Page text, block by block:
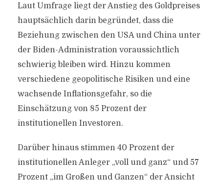
Laut Umfrage liegt der Anstieg des Goldpreises
hauptsächlich darin begründet, dass die
Beziehung zwischen den USA und China unter
der Biden-Administration voraussichtlich
schwierig bleiben wird. Hinzu kommen
verschiedene geopolitische Risiken und eine
wachsende Inflationsgefahr, so die
Einschätzung von 85 Prozent der
institutionellen Investoren.
Darüber hinaus stimmen 40 Prozent der
institutionellen Anleger „voll und ganz“ und 57
Prozent „im Großen und Ganzen“ der Ansicht